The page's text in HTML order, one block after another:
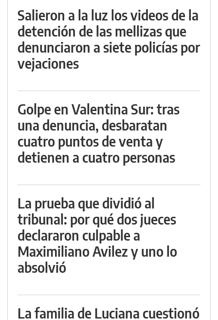
Salieron a la luz los videos de la
detención de las mellizas que
denunciaron a siete policías por
vejaciones
Golpe en Valentina Sur: tras
una denuncia, desbaratan
cuatro puntos de venta y
detienen a cuatro personas
La prueba que dividió al
tribunal: por qué dos jueces
declararon culpable a
Maximiliano Avilez y uno lo
absolvió
La familia de Luciana cuestionó